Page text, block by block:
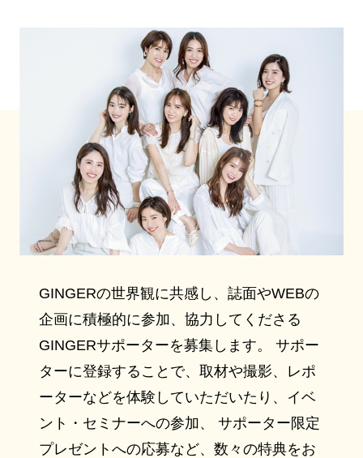
GINGERの世界観に共感し、誌面やWEBの
企画に積極的に参加、協力してくださる
GINGERサポーターを募集します。 サポー
ターに登録することで、取材や撮影、レポ
ーターなどを体験していただいたり、イベ
ント・セミナーへの参加、 サポーター限定
プレゼントへの応募など、数々の特典をお